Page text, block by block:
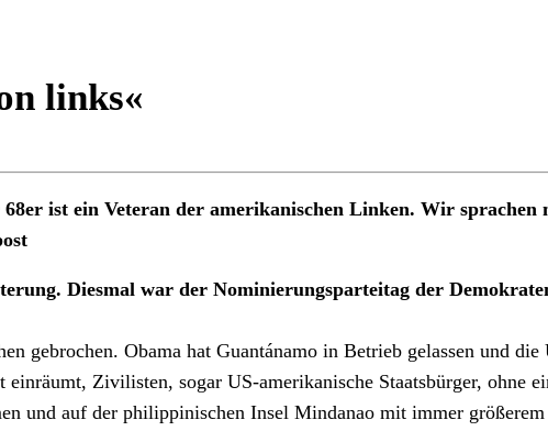
links«
ist ein Veteran der amerikanischen Linken. Wir
Diesmal war der Nominierungsparteitag der
gebrochen. Obama hat Guantánamo in Betrieb gelassen und
einräumt, Zivilisten, sogar US-amerikanische Staatsbürger, ohne
und auf der philippinischen Insel Mindanao mit immer